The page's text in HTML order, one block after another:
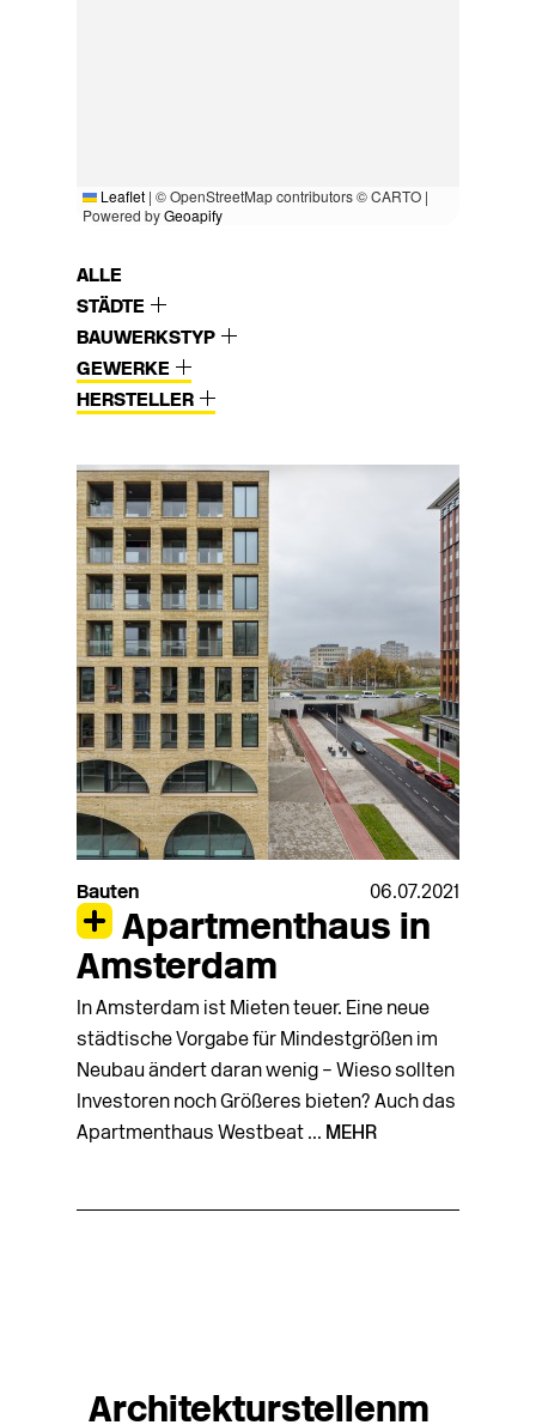
Leaflet | © OpenStreetMap contributors © CARTO |
Powered byGeoapify
ALLE
STÄDTE
BAUWERKSTYP
GEWERKE
HERSTELLER
Bauten 06.07.2021
Apartmenthaus in
Amsterdam
In Amsterdam ist Mieten teuer. Eine neue
städtische Vorgabe für Mindestgrößen im
Neubau ändert daran wenig – Wieso sollten
Investoren noch Größeres bieten? Auch das
Apartmenthaus Westbeat ... MEHR
Architekturstellenm